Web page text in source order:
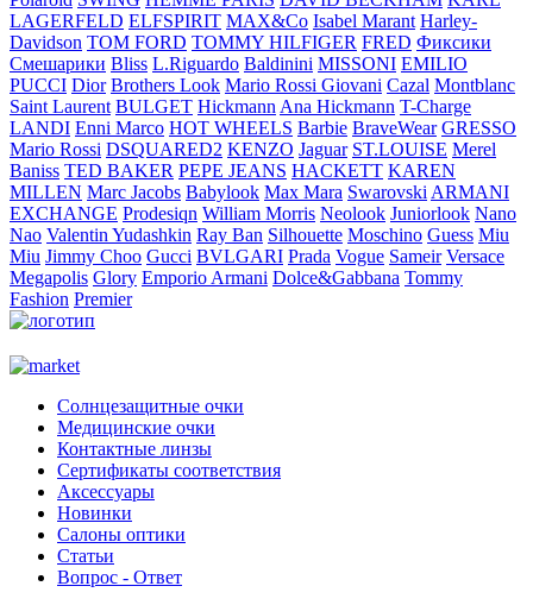
LAGERFELD ELFSPIRIT MAX&Co Isabel Marant Harley-
Davidson TOM FORD TOMMY HILFIGER FRED Фиксики
Смешарики Bliss L.Riguardo Baldinini MISSONI EMILIO
PUCCI Dior Brothers Look Mario Rossi Giovani Cazal Montblanc
Saint Laurent BULGET Hickmann Ana Hickmann T-Charge
LANDI Enni Marco HOT WHEELS Barbie BraveWear GRESSO
Mario Rossi DSQUARED2 KENZO Jaguar ST.LOUISE Merel
Baniss TED BAKER PEPE JEANS HACKETT KAREN
MILLEN Marc Jacobs Babylook Max Mara Swarovski ARMANI
EXCHANGE Prodesiqn William Morris Neolook Juniorlook Nano
Nao Valentin Yudashkin Ray Ban Silhouette Moschino Guess Miu
Miu Jimmy Choo Gucci BVLGARI Prada Vogue Sameir Versace
Megapolis Glory Emporio Armani Dolce&Gabbana Tommy
Fashion Premier
Солнцезащитные очки
Медицинские очки
Контактные линзы
Сертификаты соответствия
Аксессуары
Новинки
Салоны оптики
Статьи
Вопрос - Ответ